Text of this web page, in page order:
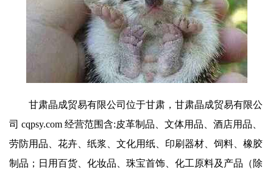
甘肃晶成贸易有限公司位于甘肃，甘肃晶成贸易有限公
司 cqpsy.com 经营范围含:皮革制品、文体用品、酒店用品、
劳防用品、花卉、纸浆、文化用纸、印刷器材、饲料、橡胶
制品；日用百货、化妆品、珠宝首饰、化工原料及产品（除